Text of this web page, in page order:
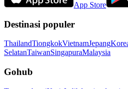
App Store
Destinasi populer
ThailandTiongkokVietnamJepang
SelatanTaiwanSingapuraMalaysia
Gohub